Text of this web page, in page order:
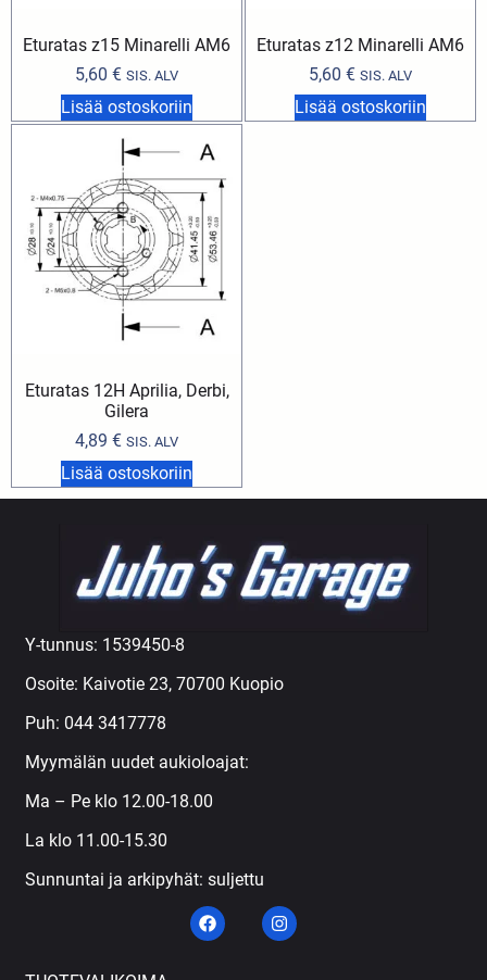
Eturatas z15 Minarelli AM6
5,60 € SIS. ALV
Lisää ostoskoriin
Eturatas z12 Minarelli AM6
5,60 € SIS. ALV
Lisää ostoskoriin
Eturatas 12H Aprilia, Derbi,
Gilera
4,89 € SIS. ALV
Lisää ostoskoriin
Y-tunnus: 1539450-8
Osoite: Kaivotie 23, 70700 Kuopio
Puh: 044 3417778
Myymälän uudet aukioloajat:
Ma – Pe klo 12.00-18.00
La klo 11.00-15.30
Sunnuntai ja arkipyhät: suljettu